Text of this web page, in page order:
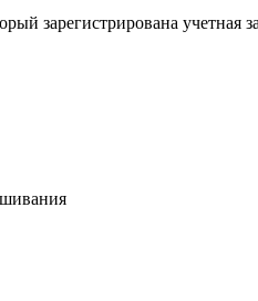
зарегистрирована